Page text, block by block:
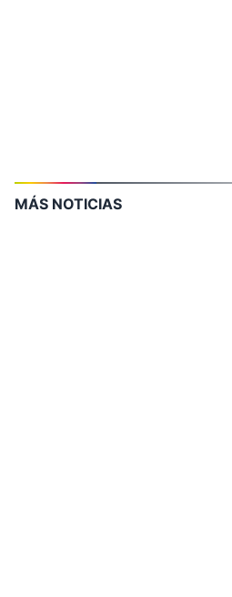
MÁS NOTICIAS